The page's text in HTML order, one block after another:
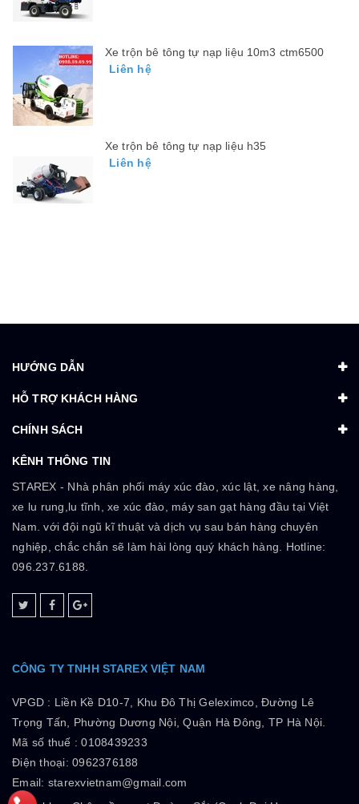
Xe trộn bê tông tự nạp liệu 10m3 ctm6500
Liên hệ
Xe trộn bê tông tự nạp liệu h35
Liên hệ
HƯỚNG DẪN
HỖ TRỢ KHÁCH HÀNG
CHÍNH SÁCH
KÊNH THÔNG TIN
STAREX - Nhà phân phối máy xúc đào, xúc lật, xe nâng hàng,
xe lu rung,lu tĩnh, xe xúc đào, máy san gạt hàng đầu tại Việt
Nam. với đội ngũ kĩ thuật và dịch vụ sau bán hàng chuyên
nghiệp, chắc chắn sẽ làm hài lòng quý khách hàng. Hotline:
096.237.6188.
CÔNG TY TNHH STAREX VIỆT NAM
VPGD : Liền Kề D10-7, Khu Đô Thị Geleximco, Đường Lê
Trọng Tấn, Phường Dương Nội, Quận Hà Đông, TP Hà Nội.
Mã số thuế :0108439233
Điện thoại: 0962376188
Email: starexvietnam@gmail.com